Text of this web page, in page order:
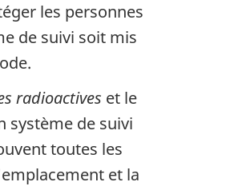
les personnes
de suivi soit mis
radioactives et le
système de suivi
toutes les
et la